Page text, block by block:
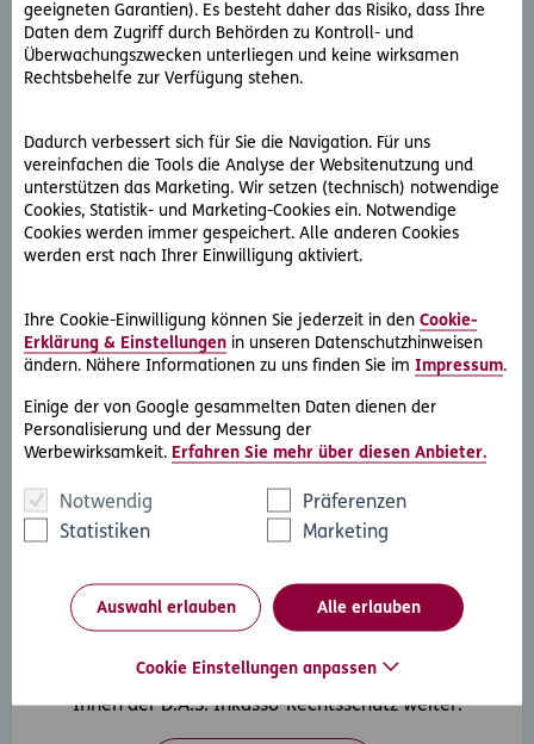
geeigneten Garantien). Es besteht daher das Risiko, dass Ihre
Daten dem Zugriff durch Behörden zu Kontroll- und
Überwachungszwecken unterliegen und keine wirksamen
Rechtsbehelfe zur Verfügung stehen.
Dadurch verbessert sich für Sie die Navigation. Für uns
vereinfachen die Tools die Analyse der Websitenutzung und
unterstützen das Marketing. Wir setzen (technisch) notwendige
Cookies, Statistik- und Marketing-Cookies ein. Notwendige
Cookies werden immer gespeichert. Alle anderen Cookies
werden erst nach Ihrer Einwilligung aktiviert.
Ihre Cookie-Einwilligung können Sie jederzeit in den Cookie-
Erklärung & Einstellungen in unseren Datenschutzhinweisen
ändern. Nähere Informationen zu uns finden Sie im Impressum.
Einige der von Google gesammelten Daten dienen der
Personalisierung und der Messung der
Werbewirksamkeit. Erfahren Sie mehr über diesen Anbieter.
Notwendig
Präferenzen
Statistiken
Marketing
Auswahl erlauben Alle erlauben
Cookie Einstellungen anpassen
D.A.S. Direkthilfe®
oder streben eine außergerichtliche Lösung an
Rechtsschutzfall melden
Wenn Ihre Kunden in Zahlungsverzug geraten, hilft
Ihnen der D.A.S. Inkasso-Rechtsschutz weiter.